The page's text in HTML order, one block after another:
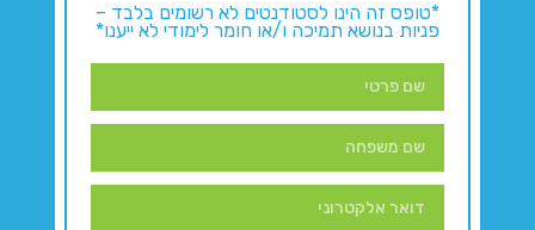
*טופס זה הינו לסטודנטים לא רשומים בלבד –
פניות בנושא תמיכה ו/או חומר לימודי לא ייענו*